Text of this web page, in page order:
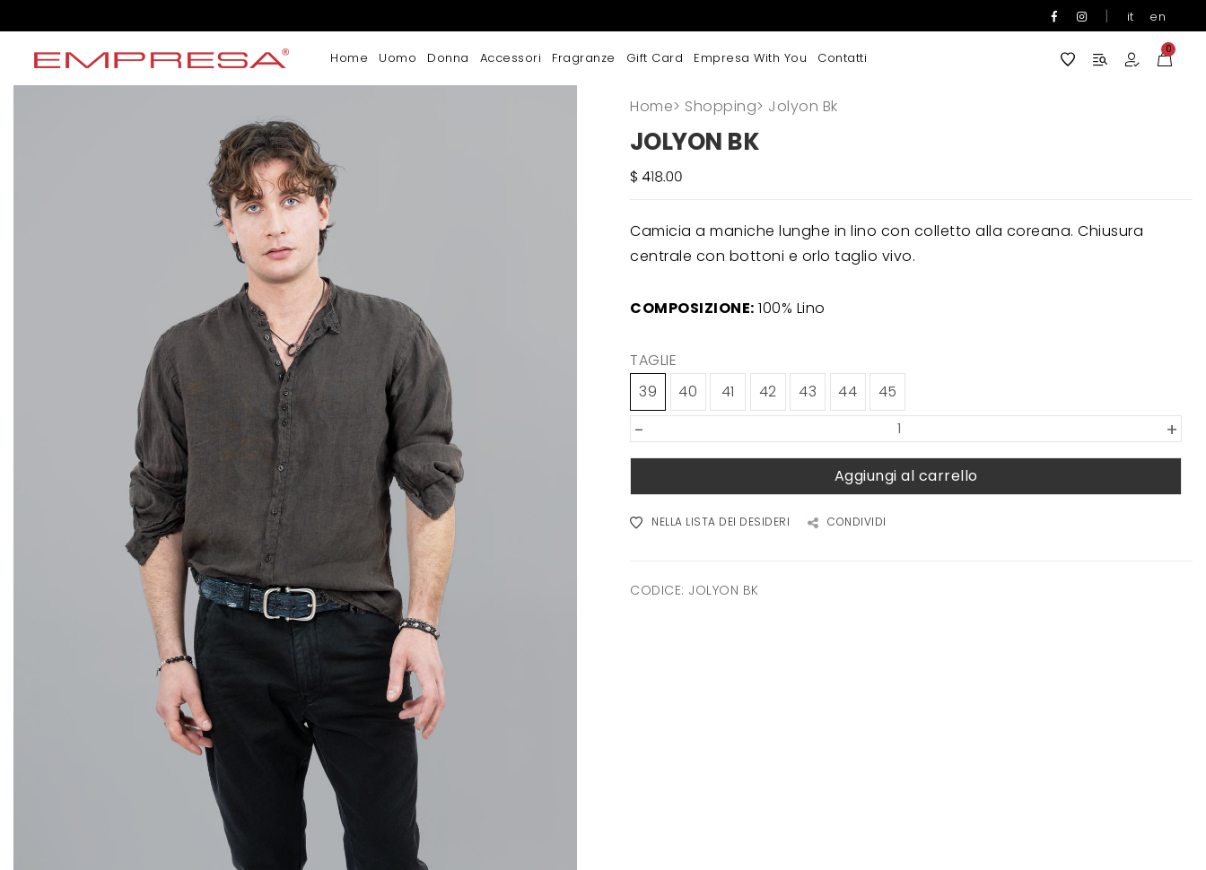
| it en
Home Uomo Donna Accessori Fragranze Gift Card Empresa With You Contatti
0
Home> Shopping> Jolyon Bk
JOLYON BK
Camicia a maniche lunghe in lino con colletto alla coreana. Chiusura
centrale con bottoni e orlo taglio vivo.
COMPOSIZIONE: 100% Lino
TAGLIE
39
40 41 42 43 44 45
+
-
Aggiungi al carrello
NELLA LISTA DEI DESIDERI CONDIVIDI
CODICE: JOLYON BK